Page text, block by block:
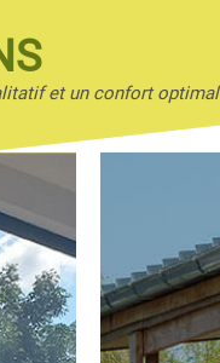
et un confort optimal